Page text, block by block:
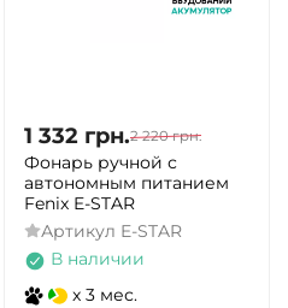
1 332 грн.2 220 грн.
Фонарь ручной с
автономным питанием
Fenix E-STAR
Артикул E-STAR
В наличии
x 3 мес.